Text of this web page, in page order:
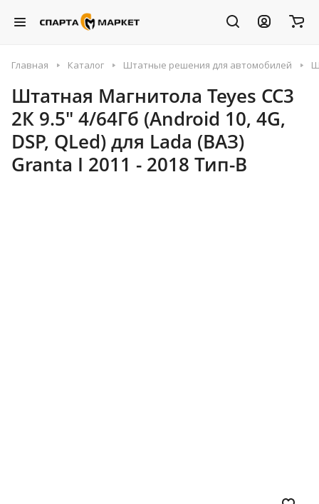
Главная Каталог Штатные решения для автомобилей
Штатная Магнитола Teyes CC3
2К 9.5" 4/64Гб (Android 10, 4G,
DSP, QLed) для Lada (ВАЗ)
Granta I 2011 - 2018 Тип-B